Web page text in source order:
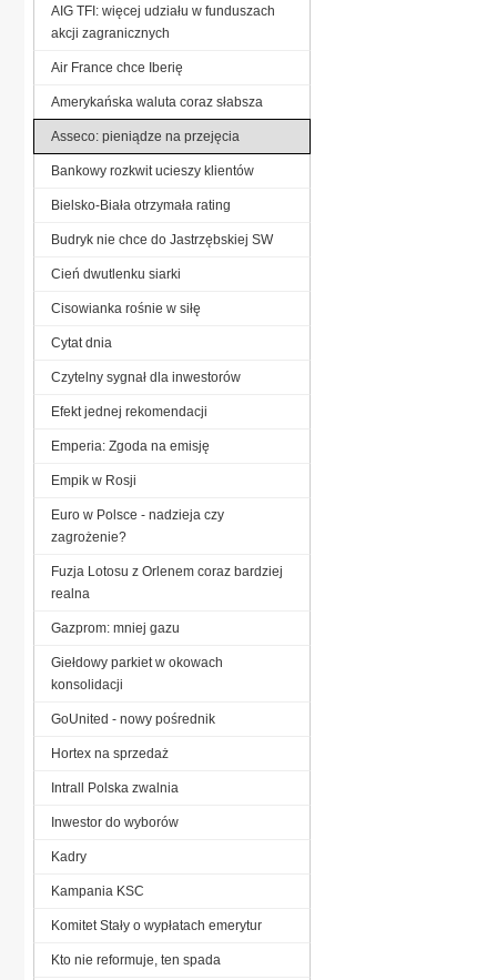
AIG TFI: więcej udziału w funduszach
akcji zagranicznych
Air France chce Iberię
Amerykańska waluta coraz słabsza
Asseco: pieniądze na przejęcia
Bankowy rozkwit ucieszy klientów
Bielsko-Biała otrzymała rating
Budryk nie chce do Jastrzębskiej SW
Cień dwutlenku siarki
Cisowianka rośnie w siłę
Cytat dnia
Czytelny sygnał dla inwestorów
Efekt jednej rekomendacji
Emperia: Zgoda na emisję
Empik w Rosji
Euro w Polsce - nadzieja czy
zagrożenie?
Fuzja Lotosu z Orlenem coraz bardziej
realna
Gazprom: mniej gazu
Giełdowy parkiet w okowach
konsolidacji
GoUnited - nowy pośrednik
Hortex na sprzedaż
Intrall Polska zwalnia
Inwestor do wyborów
Kadry
Kampania KSC
Komitet Stały o wypłatach emerytur
Kto nie reformuje, ten spada